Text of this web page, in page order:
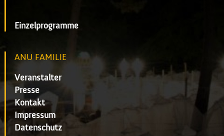
Einzelprogramme
ANU FAMILIE
Veranstalter
Presse
Kontakt
Impressum
Datenschutz